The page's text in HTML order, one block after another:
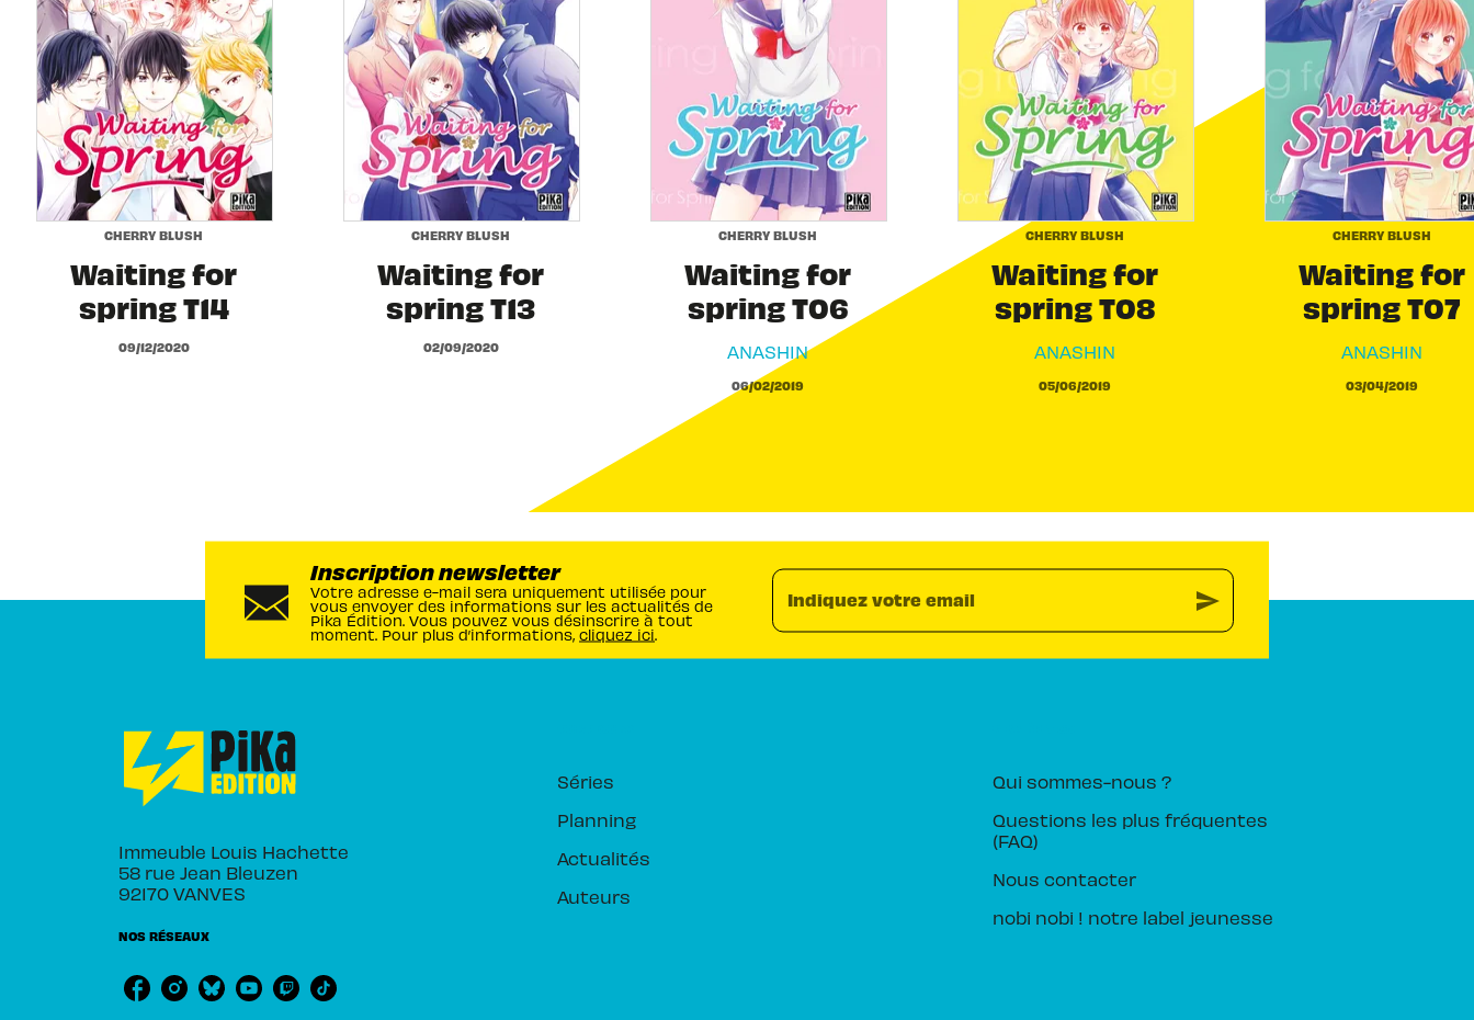
CHERRY BLUSH
Waiting for
spring T14
09/12/2020
CHERRY BLUSH
Waiting for
spring T13
02/09/2020
CHERRY BLUSH
Waiting for
spring T06
ANASHIN
06/02/2019
CHERRY BLUSH
Waiting for
spring T08
ANASHIN
05/06/2019
CHERRY BLUSH
Waiting for
spring T07
ANASHIN
03/04/2019
Inscription newsletter
Votre adresse e-mail sera uniquement utilisée pour
vous envoyer des informations sur les actualités de
Pika Édition. Vous pouvez vous désinscrire à tout
moment. Pour plus d’informations, cliquez ici.
Indiquez votre email send
Immeuble Louis Hachette
58 rue Jean Bleuzen
92170 VANVES
NOS RÉSEAUX
Séries
Planning
Actualités
Auteurs
Qui sommes-nous ?
Questions les plus fréquentes
(FAQ)
Nous contacter
nobi nobi ! notre label jeunesse